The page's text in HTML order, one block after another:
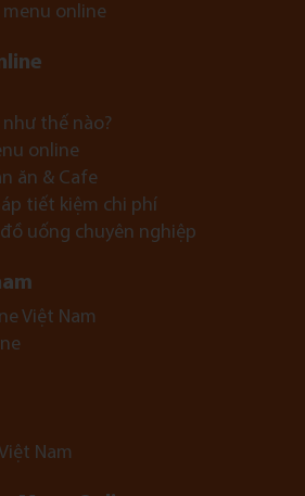
online
thế nào?
online
ăn & Cafe
tiết kiệm chi phí
uống chuyên nghiệp
Việt Nam
Nam